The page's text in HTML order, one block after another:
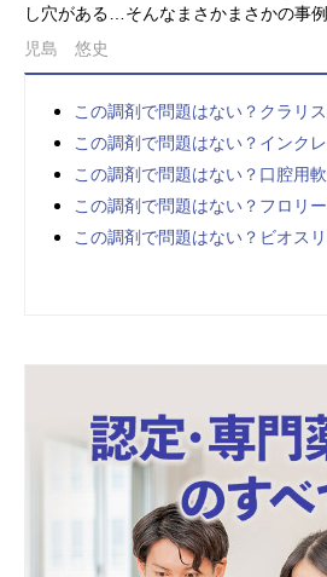
し穴がある…そんなまさかまさかの事
児島 悠史
この調剤で問題はない？クラリ
この調剤で問題はない？インク
この調剤で問題はない？口腔用
この調剤で問題はない？フロリ
この調剤で問題はない？ビオス